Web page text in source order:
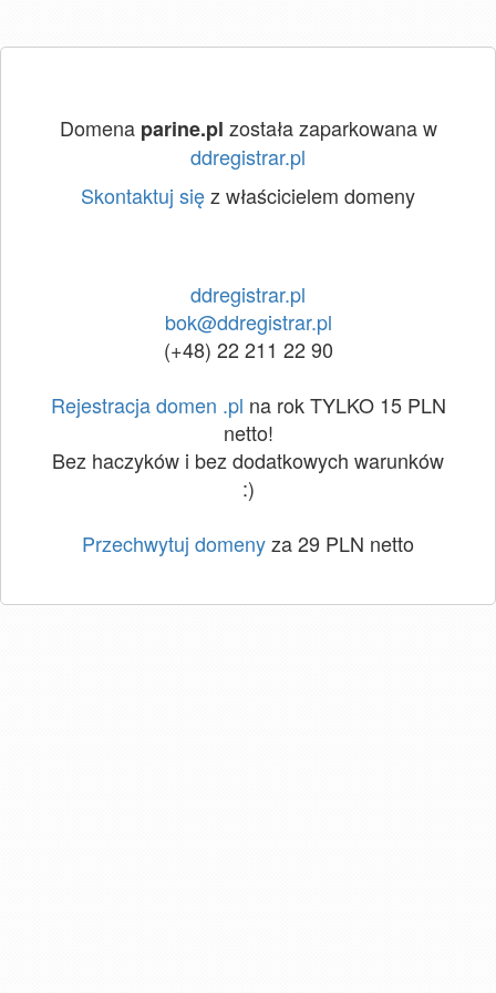
Domena parine.pl została zaparkowana w
ddregistrar.pl
Skontaktuj sięz właścicielem domeny
ddregistrar.pl
bok@ddregistrar.pl
(+48) 22 211 22 90
Rejestracja domen .pl na rok TYLKO 15 PLN
netto!
Bez haczyków i bez dodatkowych warunków
:)
Przechwytuj domenyza 29 PLN netto